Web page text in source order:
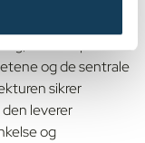
Display
som skaper en
og de sentrale
sikrer
leverer
og